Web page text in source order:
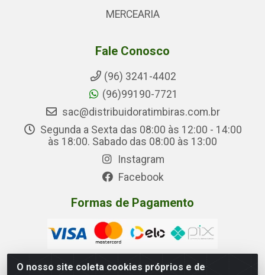
O nosso site coleta cookies próprios e de
MERCEARIA
Fale Conosco
(96) 3241-4402
(96)99190-7721
sac@distribuidoratimbiras.com.br
Segunda a Sexta das 08:00 às 12:00 - 14:00
às 18:00. Sabado das 08:00 às 13:00
Instagram
Facebook
Formas de Pagamento